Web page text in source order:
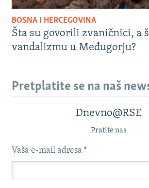
BOSNA I HERCEGOVINA
Šta su govorili zvaničnici, a
vandalizmu u Međugorju?
Pretplatite se na naš
Dnevno@RSE
Pratite nas
Vaša e-mail adresa *